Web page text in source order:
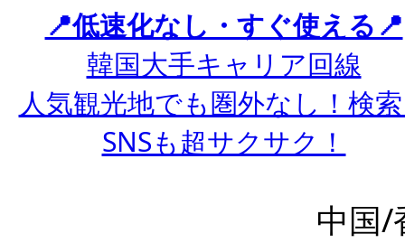
📍低速化なし・すぐ使える📍
韓国大手キャリア回線
人気観光地でも圏外なし！検
SNSも超サクサク！
中国/